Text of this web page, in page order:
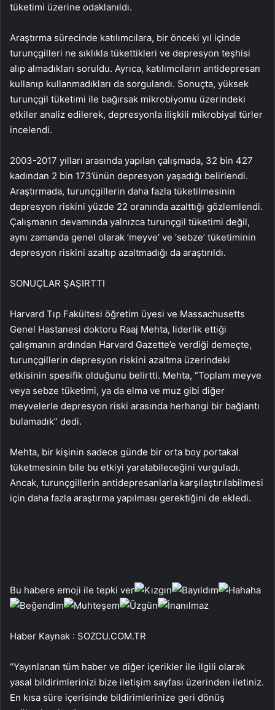
tüketimi üzerine odaklanıldı.
Araştırma sürecinde katılımcılara, bir önceki yıl içinde
turunçgilleri ne sıklıkla tükettikleri ve depresyon teşhisi
alıp almadıkları soruldu. Ayrıca, katılımcıların antidepresan
kullanıp kullanmadıkları da sorgulandı. Sonuçta, yüksek
turunçgil tüketimi ile bağırsak mikrobiyomu üzerindeki
etkiler analiz edilerek, depresyonla ilişkili mikrobiyal türler
incelendi.
2003-2017 yılları arasında yapılan çalışmada, 32 bin 427
kadından 2 bin 173’ünün depresyon yaşadığı belirlendi.
Araştırmada, turunçgillerin daha fazla tüketilmesinin
depresyon riskini yüzde 22 oranında azalttığı gözlemlendi.
Çalışmanın devamında yalnızca turunçgil tüketimi değil,
aynı zamanda genel olarak ‘meyve’ ve ‘sebze’ tüketiminin
depresyon riskini azaltıp azaltmadığı da araştırıldı.
SONUÇLAR ŞAŞIRTTI
Harvard Tıp Fakültesi öğretim üyesi ve Massachusetts
Genel Hastanesi doktoru Raaj Mehta, liderlik ettiği
çalışmanın ardından Harvard Gazette’e verdiği demeçte,
turunçgillerin depresyon riskini azaltma üzerindeki
etkisinin spesifik olduğunu belirtti. Mehta, “Toplam meyve
veya sebze tüketimi, ya da elma ve muz gibi diğer
meyvelerle depresyon riski arasında herhangi bir bağlantı
bulamadık” dedi.
Mehta, bir kişinin sadece günde bir orta boy portakal
tüketmesinin bile bu etkiyi yaratabileceğini vurguladı.
Ancak, turunçgillerin antidepresanlarla karşılaştırılabilmesi
için daha fazla araştırma yapılması gerektiğini de ekledi.
Bu habere emoji ile tepki ver
Haber Kaynak : SOZCU.COM.TR
“Yayınlanan tüm haber ve diğer içerikler ile ilgili olarak
yasal bildirimlerinizi bize iletişim sayfası üzerinden iletiniz.
En kısa süre içerisinde bildirimlerinize geri dönüş